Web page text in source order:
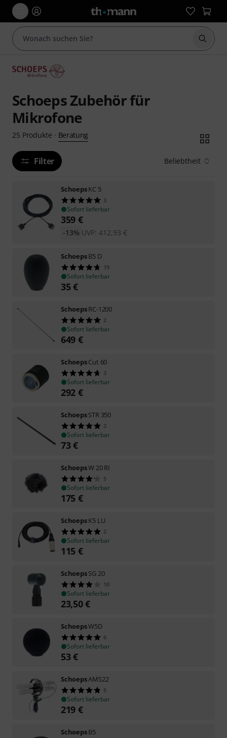
Suche
Schoeps Zubehör für
Mikrofone
25 Produkte · Beratung
Filter Beliebtheit
SchoepsKC 5
3
Sofort lieferbar
359 €
UVP: 412,93 €
-13%
SchoepsB5 D
19
Sofort lieferbar
35€
SchoepsRC-1200
2
Sofort lieferbar
649 €
SchoepsCut 60
3
Sofort lieferbar
292 €
SchoepsSTR 350
2
Sofort lieferbar
73€
SchoepsW 20 RI
5
Sofort lieferbar
175 €
SchoepsK5 LU
2
Sofort lieferbar
115 €
SchoepsSG 20
10
Sofort lieferbar
23,50€
SchoepsW5D
6
Sofort lieferbar
53€
SchoepsAMS22
5
Sofort lieferbar
219 €
SchoepsB5